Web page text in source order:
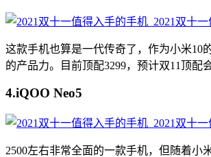
这款手机也算是一代传奇了，作为小米10
的产品力。目前顶配3299，预计双11顶配
4.iQOO Neo5
2500左右非常全面的一款手机，但随着小